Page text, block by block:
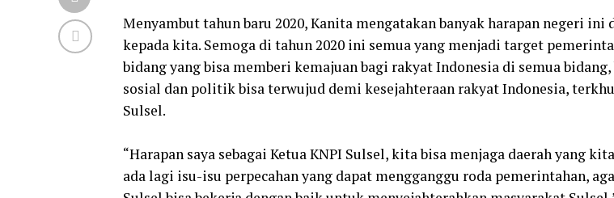
Menyambut tahun baru 2020, Kanita mengatakan banyak harapan negeri
kepada kita. Semoga di tahun 2020 ini semua yang menjadi target
bidang yang bisa memberi kemajuan bagi rakyat Indonesia di semua
sosial dan politik bisa terwujud demi kesejahteraan rakyat Indonesia,
Sulsel.
“Harapan saya sebagai Ketua KNPI Sulsel, kita bisa menjaga daerah yang
ada lagi isu-isu perpecahan yang dapat mengganggu roda pemerintahan,